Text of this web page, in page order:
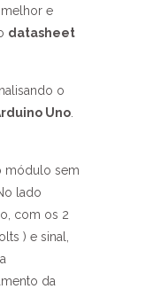
e
datasheet
o
Uno
módulo sem
lado
com os 2
) e sinal,
da